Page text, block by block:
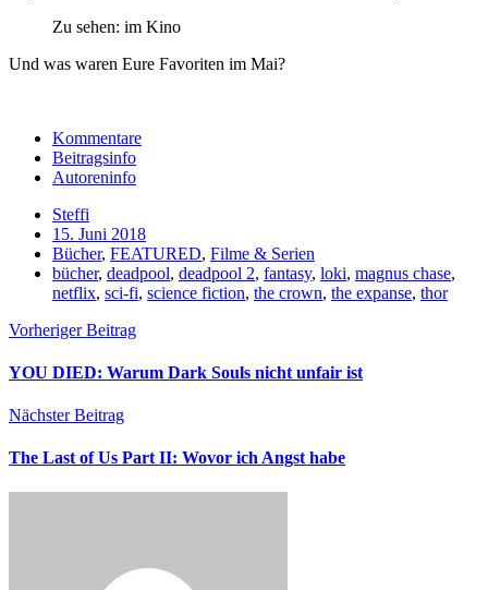
Zu sehen: im Kino
Und was waren Eure Favoriten im Mai?
Kommentare
Beitragsinfo
Autoreninfo
Steffi
15. Juni 2018
Bücher, FEATURED, Filme & Serien
bücher, deadpool, deadpool 2, fantasy, loki, magnus chase,
netflix, sci-fi, science fiction, the crown, the expanse, thor
Vorheriger Beitrag
YOU DIED: Warum Dark Souls nicht unfair ist
Nächster Beitrag
The Last of Us Part II: Wovor ich Angst habe